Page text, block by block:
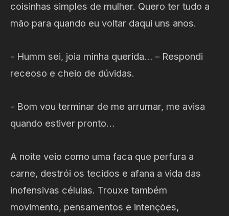
coisinhas simples de mulher. Quero ter tudo a
mão para quando eu voltar daqui uns anos.
- Humm sei, joia minha querida… – Respondi
receoso e cheio de dúvidas.
- Bom vou terminar de me arrumar, me avisa
quando estiver pronto…
A noite veio como uma faca que perfura a
carne, destrói os tecidos e afana a vida das
inofensivas células. Trouxe também
movimento, pensamentos e intenções,